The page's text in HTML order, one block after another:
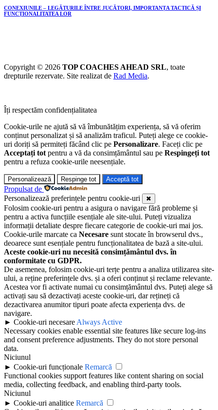
CONEXIUNILE – LEGĂTURILE ÎNTRE JUCĂTORI, IMPORTANȚA TACTICĂ ȘI
FUNCȚIONALITATEA LOR
Copyright © 2026 TOP COACHES AHEAD SRL, toate
drepturile rezervate. Site realizat de Rad Media.
Îți respectăm confidențialitatea
Cookie-urile ne ajută să vă îmbunătățim experiența, să vă oferim
conținut personalizat și să analizăm traficul. Puteți alege ce cookie-
uri doriți să permiteți făcând clic pe Personalizare. Faceți clic pe
Acceptați totpentru a vă da consimțământul sau pe Respingeți tot
pentru a refuza cookie-urile neesențiale.
Personalizează Respinge tot Acceptă tot
Propulsat de
Personalizează preferințele pentru cookie-uri
✖
Folosim cookie-uri pentru a asigura o navigare fără probleme și
pentru a activa funcțiile esențiale ale site-ului. Puteți vizualiza
informații detaliate despre fiecare categorie de cookie-uri mai jos.
Cookie-urile marcate ca Necesare sunt stocate în browserul dvs.,
deoarece sunt esențiale pentru funcționalitatea de bază a site-ului.
Aceste cookie-uri nu necesită consimțământul dvs. în
conformitate cu GDPR.
De asemenea, folosim cookie-uri terțe pentru a analiza utilizarea site-
ului, a reține preferințele dvs. și a oferi conținut și reclame relevante.
Acestea vor fi activate numai cu consimțământul dvs. Puteți alege să
activați sau să dezactivați aceste cookie-uri, dar rețineți că
dezactivarea anumitor tipuri poate afecta experiența dvs. de
navigare.
► Cookie-uri necesareAlways Active
Necessary cookies enable essential site features like secure log-ins
and consent preference adjustments. They do not store personal
data.
Niciunul
► Cookie-uri funcționale Remarcă
Functional cookies support features like content sharing on social
media, collecting feedback, and enabling third-party tools.
Niciunul
► Cookie-uri analitice Remarcă